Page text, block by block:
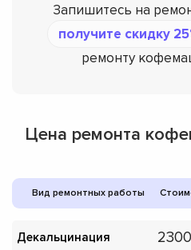
Запишитесь на
получите скидку
ремонту
Цена ремонта
Вид ремонтных работы
Декальцинация 2300